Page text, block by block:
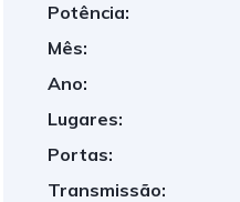
Potência:
Mês:
Ano:
Lugares:
Portas:
Transmissão: